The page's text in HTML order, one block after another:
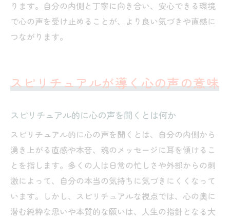
ります。自分の内側と丁寧に向き合い、安心できる環境
で心の声を受け止めることが、より良い気づきや直感に
つながります。
スピリチュアルが導く心の声の意味
スピリチュアル的に心の声を聞くとは何か
スピリチュアル的に心の声を聞くとは、自分の内側から
湧き上がる直感や本音、魂のメッセージに耳を傾けるこ
とを指します。多くの人は日常の忙しさや外部からの刺
激によって、自分の本当の気持ちに気づきにくくなって
います。しかし、スピリチュアルな視点では、心の奥に
潜む純粋な思いや本質的な願いは、人生の指針となる大